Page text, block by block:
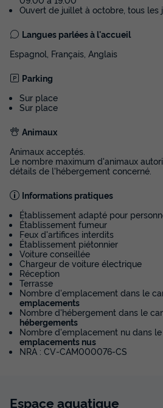
MOBILHOME 6 personnes
Comfort | 3 Ch. | 6 Pers. |
Surface
34m²
Adultes
6
Terrasse semi-couverte
Congélateur
Réfrigérateur
+ 2
MOBILHOME 6 personnes - Mobil-
6 Pers. | Terrasse surélevée | Clim.
du16/10/2026
Meilleur prix pour 7 nuits
Modifier les dates
Ouvert de juillet à octobre, tous
Langues parlées à l'accueil
Espagnol, Français, Anglais
Parking
Sur place
Sur place
Animaux
Animaux acceptés.
Le nombre maximum d'animaux
détails de l'hébergement concerné.
Informations pratiques
Établissement adapté pour
Établissement fumeur
Feux d'artifices interdits
Établissement piétonnier
Voiture conseillée
Chargeur de voiture électrique
Réception
Terrasse
Nombre d'emplacement dans le
emplacements
Nombre d'hébergement dans le
hébergements
Nombre d'emplacement nu dans
emplacements nus
NRA : CV-CAM000076-CS
Espace aquatique